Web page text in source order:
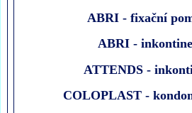
ABRI - fixační
ABRI -
ATTENDS -
COLOPLAST -